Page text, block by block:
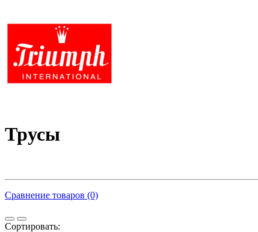
Трусы
Сравнение товаров (0)
Сортировать: